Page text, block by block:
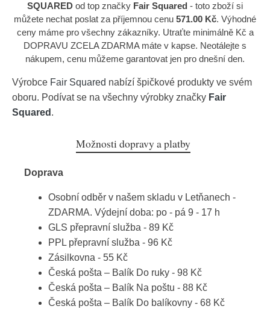
SQUARED od top značky Fair Squared - toto zboží si
můžete nechat poslat za příjemnou cenu 571.00 Kč. Výhodné
ceny máme pro všechny zákazníky. Utraťte minimálně Kč a
DOPRAVU ZCELA ZDARMA máte v kapse. Neotálejte s
nákupem, cenu můžeme garantovat jen pro dnešní den.
Výrobce Fair Squared nabízí špičkové produkty ve svém
oboru. Podívat se na všechny výrobky značky Fair
Squared .
Možnosti dopravy a platby
Doprava
Osobní odběr v našem skladu v Letňanech -
ZDARMA. Výdejní doba: po - pá 9 - 17 h
GLS přepravní služba - 89 Kč
PPL přepravní služba - 96 Kč
Zásilkovna - 55 Kč
Česká pošta – Balík Do ruky - 98 Kč
Česká pošta – Balík Na poštu - 88 Kč
Česká pošta – Balík Do balíkovny - 68 Kč